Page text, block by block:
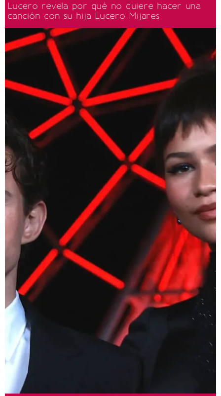
Lucero revela por qué no quiere hacer una
canción con su hija Lucero Mijares